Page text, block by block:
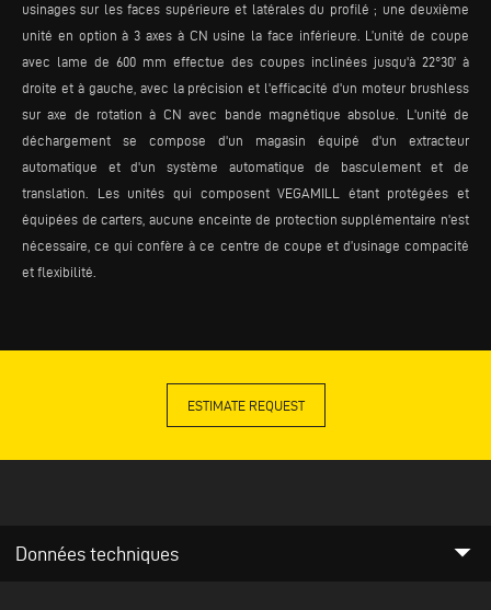
usinages sur les faces supérieure et latérales du profilé ; une deuxième
unité en option à 3 axes à CN usine la face inférieure. L’unité de coupe
avec lame de 600 mm effectue des coupes inclinées jusqu'à 22°30' à
droite et à gauche, avec la précision et l'efficacité d'un moteur brushless
sur axe de rotation à CN avec bande magnétique absolue. L'unité de
déchargement se compose d'un magasin équipé d'un extracteur
automatique et d'un système automatique de basculement et de
translation. Les unités qui composent VEGAMILL étant protégées et
équipées de carters, aucune enceinte de protection supplémentaire n'est
nécessaire, ce qui confère à ce centre de coupe et d’usinage compacité
et flexibilité.
ESTIMATE REQUEST
Données techniques arrow_drop_down